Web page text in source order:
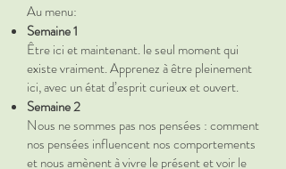
Au menu:
Semaine 1
Être ici et maintenant. le seul moment qui
existe vraiment. Apprenez à être pleinement
ici, avec un état d’esprit curieux et ouvert.
Semaine 2
Nous ne sommes pas nos pensées : comment
nos pensées influencent nos comportements
et nous amènent à vivre le présent et voir le